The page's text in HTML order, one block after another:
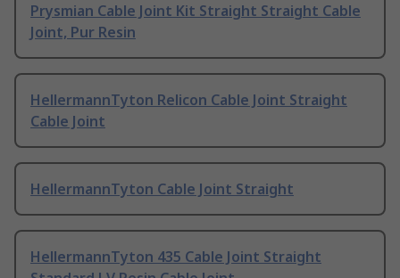
Prysmian Cable Joint Kit Straight Straight Cable
Joint, Pur Resin
HellermannTyton Relicon Cable Joint Straight
Cable Joint
HellermannTyton Cable Joint Straight
HellermannTyton 435 Cable Joint Straight